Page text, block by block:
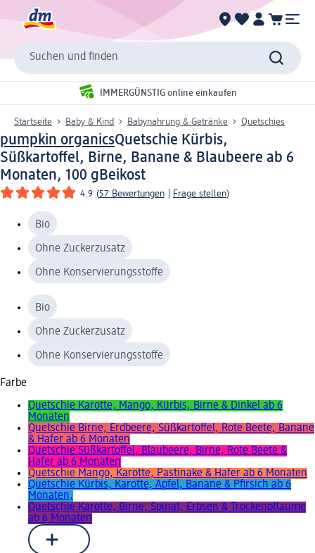
Suchen und finden
IMMERGÜNSTIG online einkaufen
Startseite Baby & Kind Babynahrung & Getränke Quetschies
pumpkin organicsQuetschie Kürbis,
Süßkartoffel, Birne, Banane & Blaubeere ab 6
Monaten, 100 gBeikost
4.9 (57 Bewertungen Frage stellen)
Bio
Ohne Zuckerzusatz
Ohne Konservierungsstoffe
Bio
Ohne Zuckerzusatz
Ohne Konservierungsstoffe
Farbe
Quetschie Karotte, Mango, Kürbis, Birne & Dinkel ab 6
Monaten
Quetschie Birne, Erdbeere, Süßkartoffel, Rote Beete, Banane
& Hafer ab 6 Monaten
Quetschie Süßkartoffel, Blaubeere, Birne, Rote Beete &
Hafer ab 6 Monaten
Quetschie Mango, Karotte, Pastinake & Hafer ab 6 Monaten
Quetschie Kürbis, Karotte, Apfel, Banane & Pfirsich ab 6
Monaten,
Quetschie Karotte, Birne, Spinat, Erbsen & Trockenpflaume
ab 6 Monaten